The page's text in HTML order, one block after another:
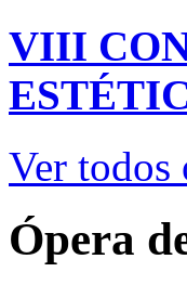
VIII
Ver todos
Ópera